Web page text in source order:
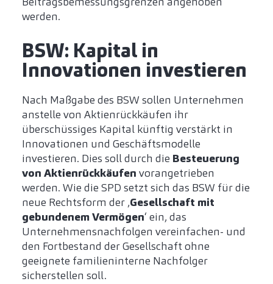
werden.
BSW: Kapital in
Innovationen investieren
Nach Maßgabe des BSW sollen Unternehmen
anstelle von Aktienrückkäufen ihr
überschüssiges Kapital künftig verstärkt in
Innovationen und Geschäftsmodelle
investieren. Dies soll durch die Besteuerung
von Aktienrückkäufen vorangetrieben
werden. Wie die SPD setzt sich das BSW für die
neue Rechtsform der ‚Gesellschaft mit
gebundenem Vermögen‘ ein, das
Unternehmensnachfolgen vereinfachen- und
den Fortbestand der Gesellschaft ohne
geeignete familieninterne Nachfolger
sicherstellen soll.